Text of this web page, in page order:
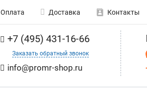
Оплата Доставка Контакты
+7 (495) 431-16-66
Заказать обратный звонок
info@promr-shop.ru